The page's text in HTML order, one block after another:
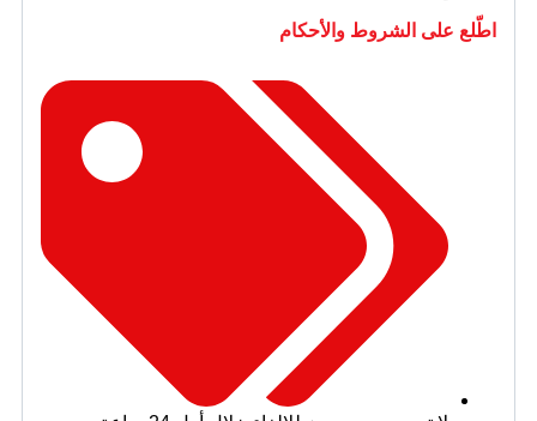
اطّلع على الشروط والأحكام